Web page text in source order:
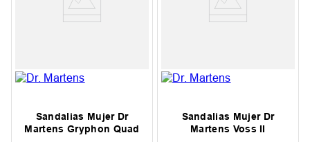
Sandalias Mujer Dr
Martens Gryphon Quad
Sandalias Mujer Dr
Martens Voss II